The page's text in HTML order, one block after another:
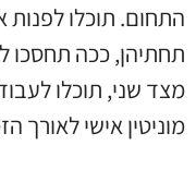
התחום. תוכלו
תחתיהן, ככה תחסכו
מצד שני, תוכלו
מוניטין אישי לאורך